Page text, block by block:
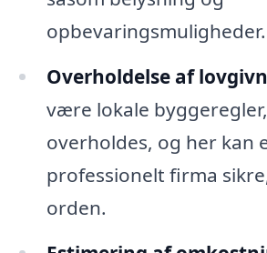
opbevaringsmuligheder.
Overholdelse af
være lokale
overholdes, og her kan
professionelt firma
orden.